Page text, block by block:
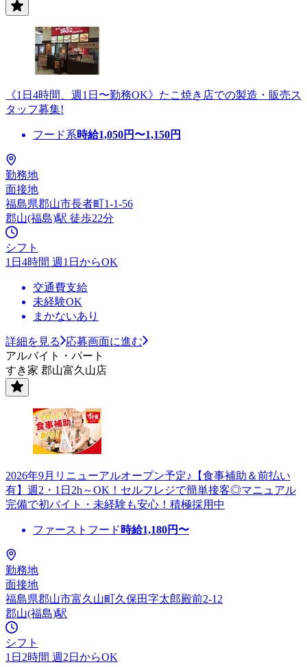
《1日4時間、週1日〜勤務OK》たこ焼き店での製造・販売ス
タッフ募集!
フード系時給1,050円〜1,150円
勤務地
面接地
福島県郡山市長者町1-1-56
郡山(福島)駅 徒歩22分
シフト
1日4時間 週1日からOK
交通費支給
未経験OK
まかないあり
詳細を見る
応募画面に進む
アルバイト・パート
すき家 郡山富久山店
2026年9月リニューアルオープン予定♪【食事補助＆前払い
有】週2・1日2h～OK！セルフレジで簡単接客◎マニュアル
完備で初バイト・未経験も安心！積極採用中
ファーストフード 時給1,180円〜
勤務地
面接地
福島県郡山市富久山町久保田字太郎殿前2-12
郡山(福島)駅
シフト
1日2時間 週2日からOK